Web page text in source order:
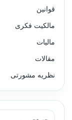
قوانین
مالکیت فکری
مالیات
مقالات
نظریه مشورتی
جستجو برای: